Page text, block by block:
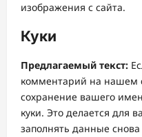
изображения с сайта.
Куки
Предлагаемый текст:
комментарий на нашем
сохранение вашего
куки. Это делается для
заполнять данные